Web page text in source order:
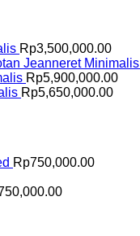
Rp3,500,000.00
Jeanneret Minimalis
Rp5,900,000.00
Rp5,650,000.00
Rp750,000.00